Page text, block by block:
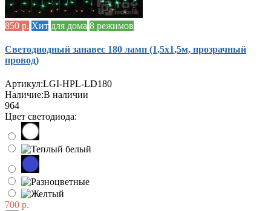
850 р. Хит для дома 8 режимов
Светодиодный занавес 180 ламп (1,5х1,5м, прозрачный
провод)
Артикул:LGI-HPL-LD180
Наличие:В наличии
964
Цвет светодиода:
700 р.